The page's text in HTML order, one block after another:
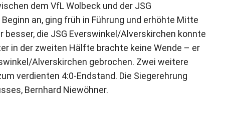
dem VfL Wolbeck und der JSG
an, ging früh in Führung und erhöhte Mitte
besser, die JSG Everswinkel/Alverskirchen konnte
in der zweiten Hälfte brachte keine Wende – er
Alverskirchen gebrochen. Zwei weitere
verdienten 4:0-Endstand. Die Siegerehrung
Bernhard Niewöhner.